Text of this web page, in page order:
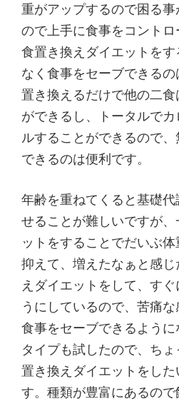
重がアップするので困る
ので上手に食事をコント
食置き換えダイエットを
なく食事をセーブできる
置き換えるだけで他の二
ができるし、トータルで
ルすることができるので
できるのは便利です。
年齢を重ねてくると基礎
せることが難しいですが
ットをすることでだいぶ
抑えて、増えたなぁと感
えダイエットをして、す
うにしているので、苦痛
食事をセーブできるよう
タイプも試したので、ち
置き換えダイエットをし
す。種類が豊富にあるの